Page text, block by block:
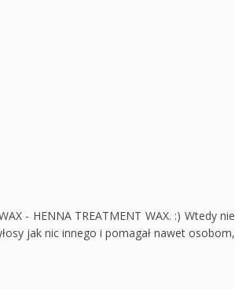
- HENNA TREATMENT WAX. :) Wtedy nie
jak nic innego i pomagał nawet osobom,